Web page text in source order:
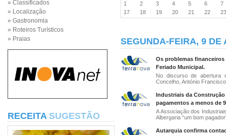
» Classificados
» Localização
» Gastronomia
» Roteiros Turísticos
» Praias
RECEITA SUGESTÃO
1 2 3 4 5 6
7
17
18 19 20 21 22
SEGUNDA-FEIRA, 9 DE
Os problemas
Feriado Municipal.
No discurso de abertura
Concelho, António
Industriais da
pagamentos a menos de
A Associação dos
Albergaria “um bom
Autarquia confirma